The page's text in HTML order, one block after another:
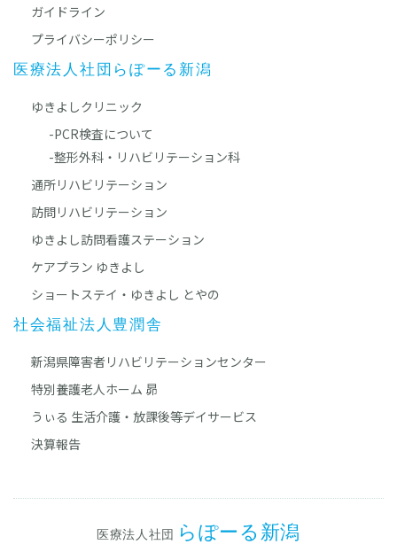
医療法人社団 らぽーる新潟
ガイドライン
プライバシーポリシー
医療法人社団らぽーる新潟
ゆきよしクリニック
-PCR検査について
-整形外科・リハビリテーション科
通所リハビリテーション
訪問リハビリテーション
ゆきよし訪問看護ステーション
ケアプラン ゆきよし
ショートステイ・ゆきよし とやの
社会福祉法人豊潤舎
新潟県障害者リハビリテーションセンター
特別養護老人ホーム 昴
うぃる 生活介護・放課後等デイサービス
決算報告